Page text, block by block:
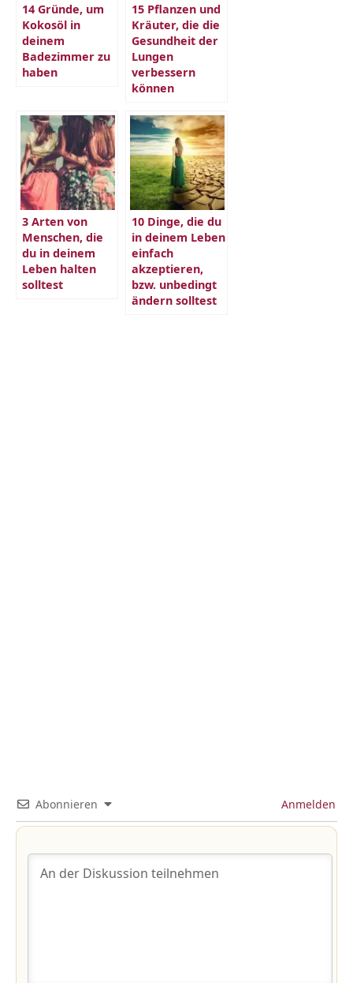
14 Gründe, um
Kokosöl in
deinem
Badezimmer zu
haben
15 Pflanzen und
Kräuter, die die
Gesundheit der
Lungen
verbessern
können
3 Arten von
Menschen, die
du in deinem
Leben halten
solltest
10 Dinge, die du
in deinem Leben
einfach
akzeptieren,
bzw. unbedingt
ändern solltest
Abonnieren Anmelden